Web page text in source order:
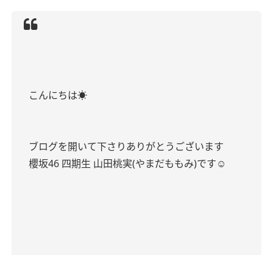
こんにちは☀️
ブログを開いて下さりありがとうございます
櫻坂46 四期生 山田桃実(やまだももみ)です‪‪☺︎‬